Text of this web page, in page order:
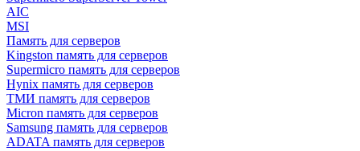
AIC
MSI
Память для серверов
Kingston память для серверов
Supermicro память для серверов
Hynix память для серверов
ТМИ память для серверов
Micron память для серверов
Samsung память для серверов
ADATA память для серверов